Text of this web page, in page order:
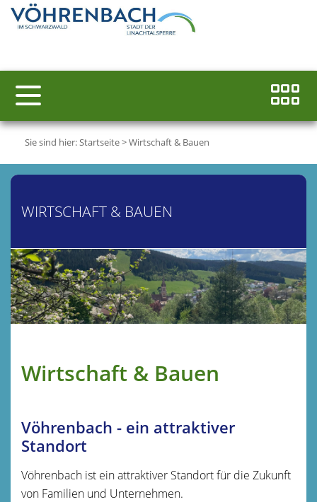
Sie sind hier:Startseite>Wirtschaft & Bauen
WIRTSCHAFT & BAUEN
Wirtschaft & Bauen
Vöhrenbach - ein attraktiver
Standort
Vöhrenbach ist ein attraktiver Standort für die Zukunft
von Familien und Unternehmen.